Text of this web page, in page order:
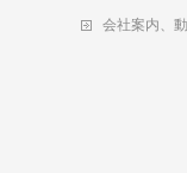
会社案内、